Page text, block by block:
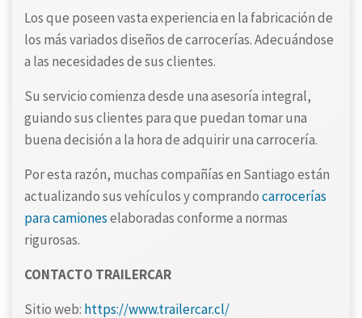
Los que poseen vasta experiencia en la fabricación de
los más variados diseños de carrocerías. Adecuándose
a las necesidades de sus clientes.
Su servicio comienza desde una asesoría integral,
guiando sus clientes para que puedan tomar una
buena decisión a la hora de adquirir una carrocería.
Por esta razón, muchas compañías en Santiago están
actualizando sus vehículos y comprandocarrocerías
para camioneselaboradas conforme a normas
rigurosas.
CONTACTO TRAILERCAR
Sitio web: https://www.trailercar.cl/